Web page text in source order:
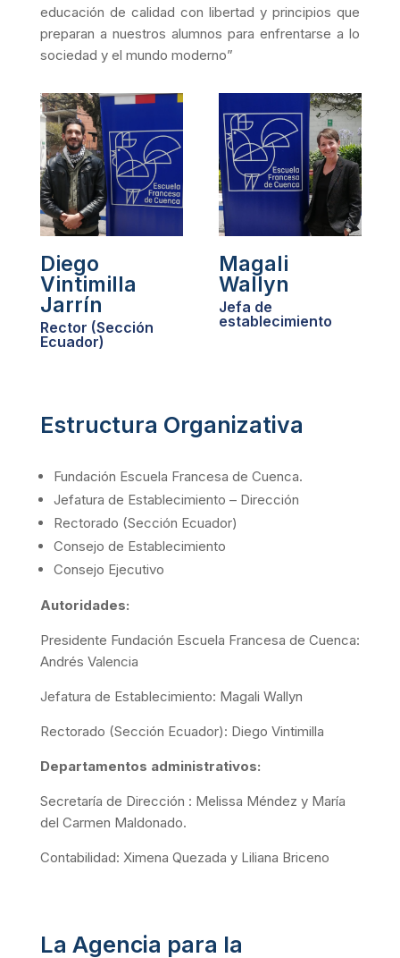
educación de calidad con libertad y principios que
preparan a nuestros alumnos para enfrentarse a lo
sociedad y el mundo moderno”
Diego
Vintimilla
Jarrín
Rector (Sección
Ecuador)
Magali
Wallyn
Jefa de
establecimiento
Estructura Organizativa
Fundación Escuela Francesa de Cuenca.
Jefatura de Establecimiento – Dirección
Rectorado (Sección Ecuador)
Consejo de Establecimiento
Consejo Ejecutivo
Autoridades:
Presidente Fundación Escuela Francesa de Cuenca:
Andrés Valencia
Jefatura de Establecimiento: Magali Wallyn
Rectorado (Sección Ecuador): Diego Vintimilla
Departamentos administrativos:
Secretaría de Dirección : Melissa Méndez y María
del Carmen Maldonado.
Contabilidad: Ximena Quezada y Liliana Briceno
La Agencia para la